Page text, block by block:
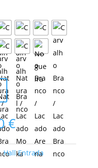
€Price
range:
259,00 €
through
,Hall Entrada